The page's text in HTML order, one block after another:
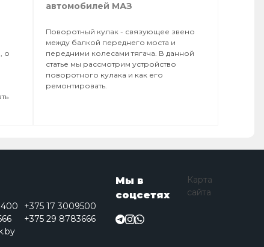
о
автомобилей МАЗ
Поворотный кулак - связующее звено
между балкой переднего моста и
передними колесами тягача. В данной
статье мы рассмотрим устройство
поворотного кулака и как его
ремонтировать.
+375 17 3009500
+375 29 8783666
Мы в
соцсетях
Карта
сайта